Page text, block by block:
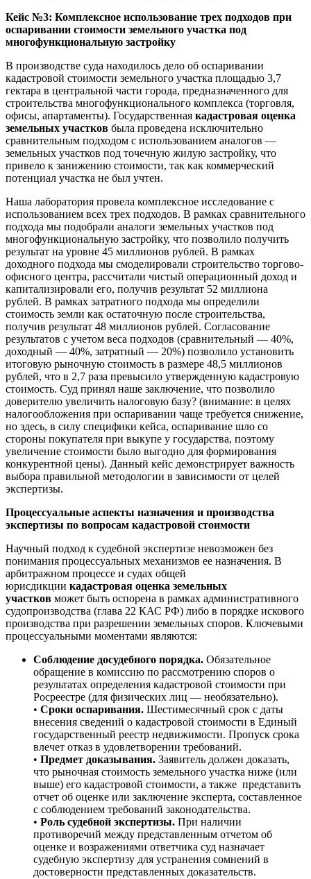
Кейс №3: Комплексное использование трех подходов при
оспаривании стоимости земельного участка под
многофункциональную застройку
В производстве суда находилось дело об оспаривании
кадастровой стоимости земельного участка площадью 3,7
гектара в центральной части города, предназначенного для
строительства многофункционального комплекса (торговля,
офисы, апартаменты). Государственная кадастровая оценка
земельных участков была проведена исключительно
сравнительным подходом с использованием аналогов —
земельных участков под точечную жилую застройку, что
привело к занижению стоимости, так как коммерческий
потенциал участка не был учтен.
Наша лаборатория провела комплексное исследование с
использованием всех трех подходов. В рамках сравнительного
подхода мы подобрали аналоги земельных участков под
многофункциональную застройку, что позволило получить
результат на уровне 45 миллионов рублей. В рамках
доходного подхода мы смоделировали строительство торгово-
офисного центра, рассчитали чистый операционный доход и
капитализировали его, получив результат 52 миллиона
рублей. В рамках затратного подхода мы определили
стоимость земли как остаточную после строительства,
получив результат 48 миллионов рублей. Согласование
результатов с учетом веса подходов (сравнительный — 40%,
доходный — 40%, затратный — 20%) позволило установить
итоговую рыночную стоимость в размере 48,5 миллионов
рублей, что в 2,7 раза превысило утвержденную кадастровую
стоимость. Суд принял наше заключение, что позволило
доверителю увеличить налоговую базу? (внимание: в целях
налогообложения при оспаривании чаще требуется снижение,
но здесь, в силу специфики кейса, оспаривание шло со
стороны покупателя при выкупе у государства, поэтому
увеличение стоимости было выгодно для формирования
конкурентной цены). Данный кейс демонстрирует важность
выбора правильной методологии в зависимости от целей
экспертизы.
Процессуальные аспекты назначения и производства
экспертизы по вопросам кадастровой стоимости
Научный подход к судебной экспертизе невозможен без
понимания процессуальных механизмов ее назначения. В
арбитражном процессе и судах общей
юрисдикции кадастровая оценка земельных
участков может быть оспорена в рамках административного
судопроизводства (глава 22 КАС РФ) либо в порядке искового
производства при разрешении земельных споров. Ключевыми
процессуальными моментами являются:
Соблюдение досудебного порядка. Обязательное
обращение в комиссию по рассмотрению споров о
результатах определения кадастровой стоимости при
Росреестре (для физических лиц — необязательно).
• Сроки оспаривания. Шестимесячный срок с даты
внесения сведений о кадастровой стоимости в Единый
государственный реестр недвижимости. Пропуск срока
влечет отказ в удовлетворении требований.
• Предмет доказывания. Заявитель должен доказать,
что рыночная стоимость земельного участка ниже (или
выше) его кадастровой стоимости, а также представить
отчет об оценке или заключение эксперта, составленное
с соблюдением требований законодательства.
• Роль судебной экспертизы. При наличии
противоречий между представленным отчетом об
оценке и возражениями ответчика суд назначает
судебную экспертизу для устранения сомнений в
достоверности представленных доказательств.